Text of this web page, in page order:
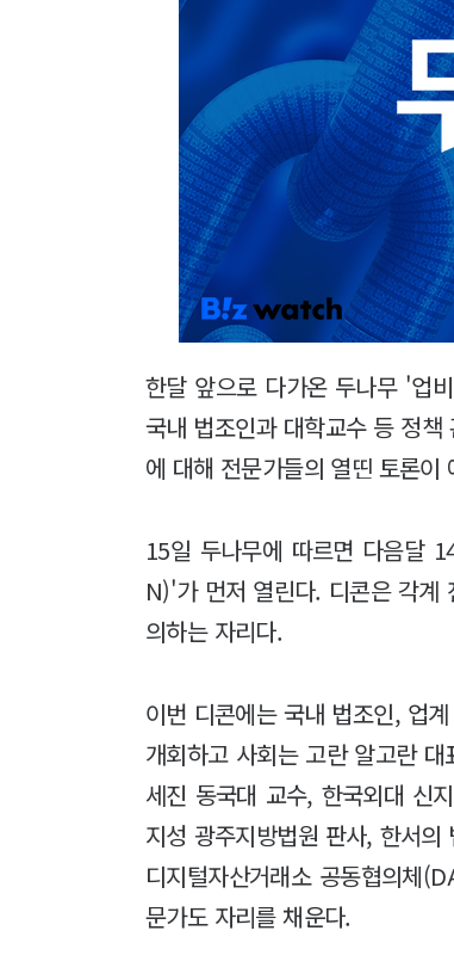
한달 앞으로 다가온 두나무 '업
국내 법조인과 대학교수 등 정
에 대해 전문가들의 열띤 토론
15일 두나무에 따르면 다음달
N)'가 먼저 열린다. 디콘은 각계
의하는 자리다.
이번 디콘에는 국내 법조인, 업
개회하고 사회는 고란 알고란
세진 동국대 교수, 한국외대 신
지성 광주지방법원 판사, 한서
디지털자산거래소 공동협의체
문가도 자리를 채운다.